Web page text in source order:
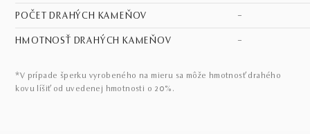
POČET DRAHÝCH KAMEŇOV –
HMOTNOSŤ DRAHÝCH KAMEŇOV –
*V prípade šperku vyrobeného na mieru sa môže hmotnosť drahého
kovu líšiť od uvedenej hmotnosti o 20%.